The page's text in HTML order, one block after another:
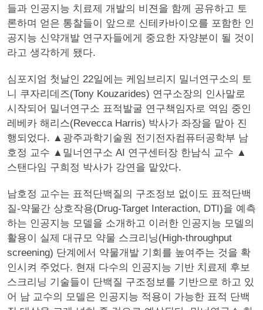
들과 인공지능 치료제 개발의 비젼을 함께 공유하고 토
론하며 얻은 통찰들이 앞으로 신테카바이오를 포함한 인
공지능 신약개발 연구자들에게 중요한 자양분이 될 것이
라고 생각하게 됐다.
심포지엄 첫날인 22일에는 케임브리지 밀너연구소의 토
니 쿠자리데즈(Tony Kouzarides) 연구소장의 인사말로
시작되어 밀너연구소 표적발굴 연구책임자로 역임 중인
레베카 해리스(Revecca Harris) 박사가 좌장을 맡아 진
행되었다. ▲광주과학기술원 전기전자컴퓨터공학부 남
호정 교수 ▲밀너연구소 AI 연구센터장 한남식 교수 ▲
스탠다임 구희정 박사가 강연을 맡았다.
남호정 교수는 표적단백질의 구조정보 없이도 표적단백
질-약물간 상호작용(Drug-Target Interaction, DTI)을 예측
하는 인공지능 모델을 소개하고 이러한 인공지능 모델의
활용이 실제 대규모 약물 스크리닝(High-throughput
screening) 단계에서 약물개발 기회를 높여주는 것을 확
인시켜 주었다. 현재 다수의 인공지능 기반 치료제 후보
스크리닝 기술들이 단백질 구조정보를 기반으로 하고 있
어 남 교수의 모델은 인공지능 적용이 가능한 표적 단백